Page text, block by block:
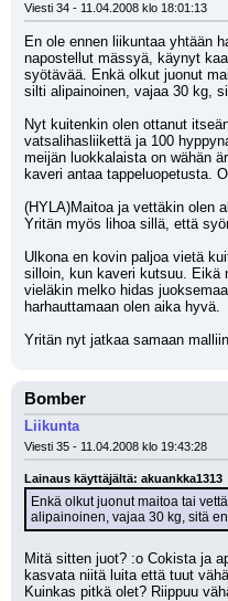
Viesti 34 - 11.04.2008 klo 18:01:13
En ole ennen liikuntaa yhtään
napostellut mässyä, käynyt
syötävää. Enkä olkut juonut
silti alipainoinen, vajaa 30 kg,
Nyt kuitenkin olen ottanut
vatsalihasliikettä ja 100
meijän luokkalaista on wähän
kaveri antaa tappeluopetusta.
(HYLA)Maitoa ja vettäkin olen
Yritän myös lihoa sillä, että
Ulkona en kovin paljoa vietä
silloin, kun kaveri kutsuu. Eikä
vieläkin melko hidas
harhauttamaan olen aika hyvä.
Yritän nyt jatkaa samaan
Bomber
Liikunta
Viesti 35 - 11.04.2008 klo 19:43:28
Lainaus käyttäjältä: akuankka1313
Enkä olkut juonut maitoa tai
alipainoinen, vajaa 30 kg, sitä
Mitä sitten juot? :o Cokista ja
kasvata niitä luita että tuut
Kuinkas pitkä olet? Riippuu